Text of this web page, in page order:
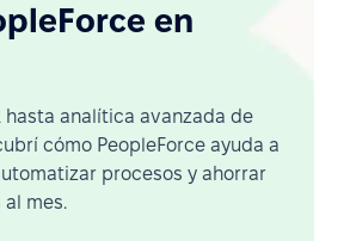
en
hasta analítica avanzada de
cómo PeopleForce ayuda a
procesos y ahorrar
al mes.